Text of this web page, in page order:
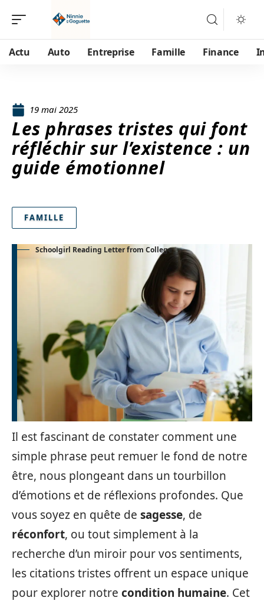
Actu Auto Entreprise Famille Finance
19 mai 2025
Les phrases tristes qui font
réfléchir sur l’existence : un
guide émotionnel
FAMILLE
Schoolgirl Reading Letter from College
Il est fascinant de constater comment une
simple phrase peut remuer le fond de notre
être, nous plongeant dans un tourbillon
d’émotions et de réflexions profondes. Que
vous soyez en quête de sagesse, de
réconfort, ou tout simplement à la
recherche d’un miroir pour vos sentiments,
les citations tristes offrent un espace unique
pour explorer notre condition humaine. Cet